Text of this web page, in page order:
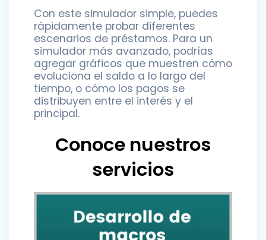
Con este simulador simple, puedes
rápidamente probar diferentes
escenarios de préstamos. Para un
simulador más avanzado, podrías
agregar gráficos que muestren cómo
evoluciona el saldo a lo largo del
tiempo, o cómo los pagos se
distribuyen entre el interés y el
principal.
Conoce nuestros
servicios